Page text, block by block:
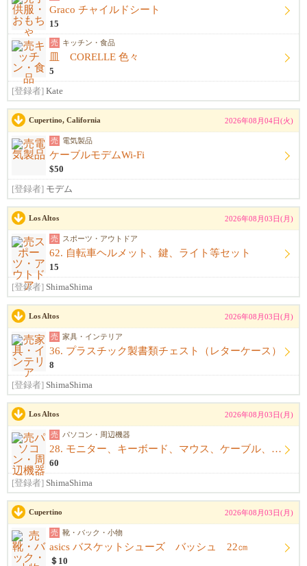
Graco チャイルドシート
15
売 キッチン・食品
皿 CORELLE 色々
5
[登録者] Kate
Cupertino, California 2026年08月04日(火)
売 電気製品
ケーブルモデムWi-Fi
$50
[登録者] モデム
Los Altos 2026年08月03日(月)
売 スポーツ・アウトドア
62. 自転車ヘルメット、鍵、ライト等セット
15
[登録者] ShimaShima
Los Altos 2026年08月03日(月)
売 家具・インテリア
36. プラスチック製書類チェスト（レターケース）
8
[登録者] ShimaShima
Los Altos 2026年08月03日(月)
売 パソコン・周辺機器
28. モニター、キーボード、マウス、ケーブル、アームレスト一式
60
[登録者] ShimaShima
Cupertino 2026年08月03日(月)
売 靴・バック・小物
asics バスケットシューズ バッシュ 22㎝
＄10